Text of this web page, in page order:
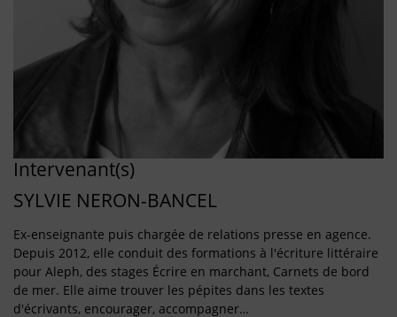
Intervenant(s)
SYLVIE NERON-BANCEL
Ex-enseignante puis chargée de relations presse en agence.
Depuis 2012, elle conduit des formations à l'écriture littéraire
pour Aleph, des stages Écrire en marchant, Carnets de bord
de mer. Elle aime trouver les pépites dans les textes
d'écrivants, encourager, accompagner…